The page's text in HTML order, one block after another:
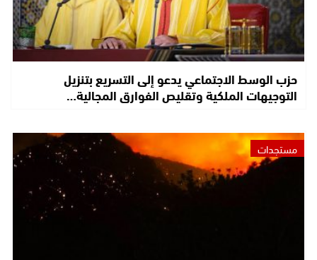
حزب الوسط الاجتماعي يدعو إلى التسريع بتنزيل
التوجيهات الملكية وتقليص الفوارق المجالية…
مستجدات